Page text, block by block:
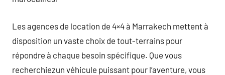
Les agences de location de 4×4 à Marrakech mettent à
disposition un vaste choix de tout-terrains pour
répondre à chaque besoin spécifique. Que vous
recherchiezun véhicule puissant pour l’aventure, vous